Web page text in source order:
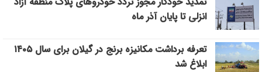
انزلی تا پایان آذر ماه
تعرفه برداشت مکانیزه برنج در گیلان برای سال ۱۴۰۵
ابلاغ شد